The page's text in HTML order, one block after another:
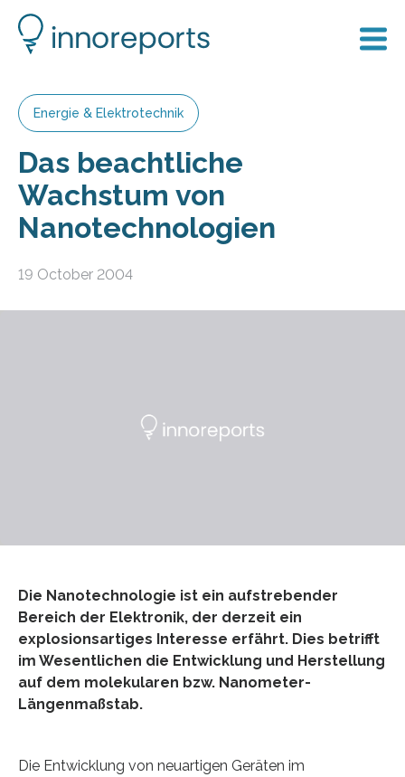
Energie & Elektrotechnik
Das beachtliche
Wachstum von
Nanotechnologien
19 October 2004
Die Nanotechnologie ist ein aufstrebender
Bereich der Elektronik, der derzeit ein
explosionsartiges Interesse erfährt. Dies betrifft
im Wesentlichen die Entwicklung und Herstellung
auf dem molekularen bzw. Nanometer-
Längenmaßstab.
Die Entwicklung von neuartigen Geräten im